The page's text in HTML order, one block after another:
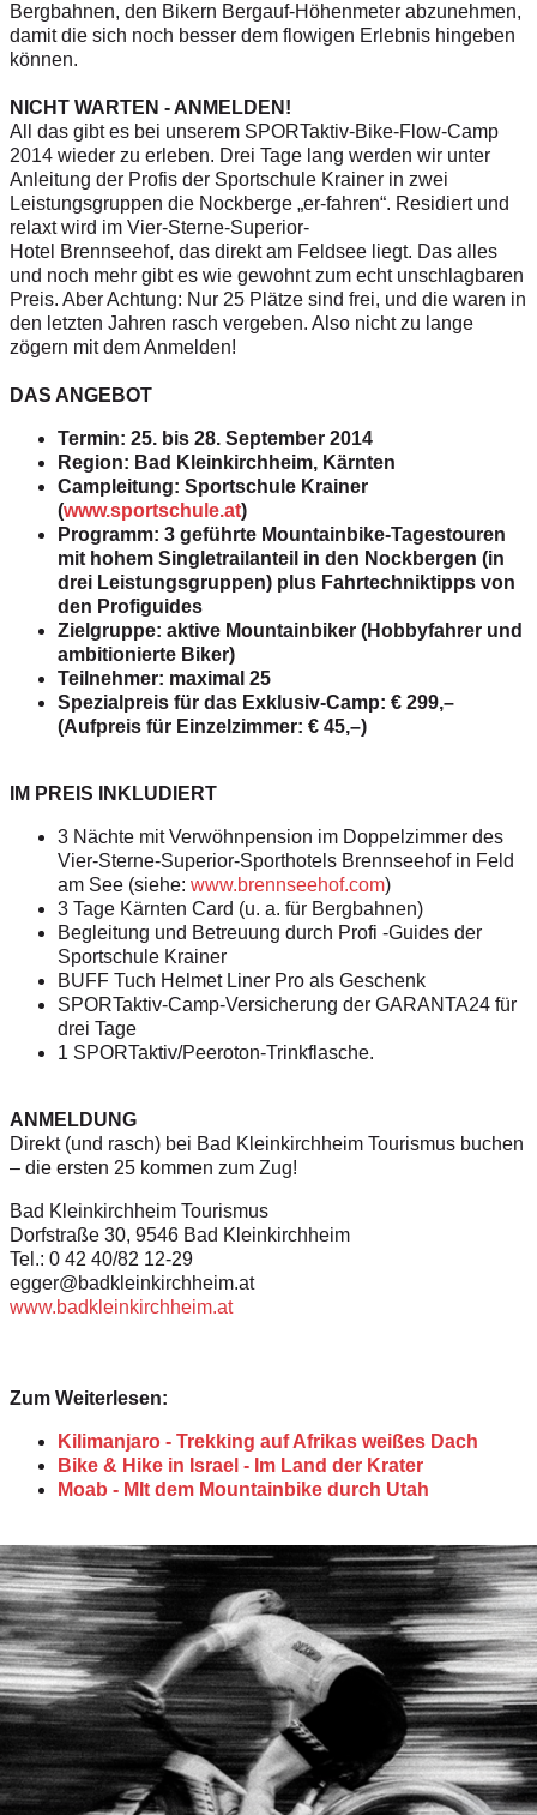
Bergbahnen, den Bikern Bergauf-Höhenmeter abzunehmen,
damit die sich noch besser dem flowigen Erlebnis hingeben
können.
NICHT WARTEN - ANMELDEN!
All das gibt es bei unserem SPORTaktiv-Bike-Flow-Camp
2014 wieder zu erleben. Drei Tage lang werden wir unter
Anleitung der Profis der Sportschule Krainer in zwei
Leistungsgruppen die Nockberge „er-fahren“. Residiert und
relaxt wird im Vier-Sterne-Superior-
Hotel Brennseehof, das direkt am Feldsee liegt. Das alles
und noch mehr gibt es wie gewohnt zum echt unschlagbaren
Preis. Aber Achtung: Nur 25 Plätze sind frei, und die waren in
den letzten Jahren rasch vergeben. Also nicht zu lange
zögern mit dem Anmelden!
DAS ANGEBOT
Termin: 25. bis 28. September 2014
Region: Bad Kleinkirchheim, Kärnten
Campleitung: Sportschule Krainer
(www.sportschule.at)
Programm: 3 geführte Mountainbike-Tagestouren
mit hohem Singletrailanteil in den Nockbergen (in
drei Leistungsgruppen) plus Fahrtechniktipps von
den Profiguides
Zielgruppe: aktive Mountainbiker (Hobbyfahrer und
ambitionierte Biker)
Teilnehmer: maximal 25
Spezialpreis für das Exklusiv-Camp: € 299,–
(Aufpreis für Einzelzimmer: € 45,–)
IM PREIS INKLUDIERT
3 Nächte mit Verwöhnpension im Doppelzimmer des
Vier-Sterne-Superior-Sporthotels Brennseehof in Feld
am See (siehe: www.brennseehof.com)
3 Tage Kärnten Card (u. a. für Bergbahnen)
Begleitung und Betreuung durch Profi -Guides der
Sportschule Krainer
BUFF Tuch Helmet Liner Pro als Geschenk
SPORTaktiv-Camp-Versicherung der GARANTA24 für
drei Tage
1 SPORTaktiv/Peeroton-Trinkflasche.
ANMELDUNG
Direkt (und rasch) bei Bad Kleinkirchheim Tourismus buchen
– die ersten 25 kommen zum Zug!
Bad Kleinkirchheim Tourismus
Dorfstraße 30, 9546 Bad Kleinkirchheim
Tel.: 0 42 40/82 12-29
egger@badkleinkirchheim.at
www.badkleinkirchheim.at
Zum Weiterlesen:
Kilimanjaro - Trekking auf Afrikas weißes Dach
Bike & Hike in Israel - Im Land der Krater
Moab - MIt dem Mountainbike durch Utah